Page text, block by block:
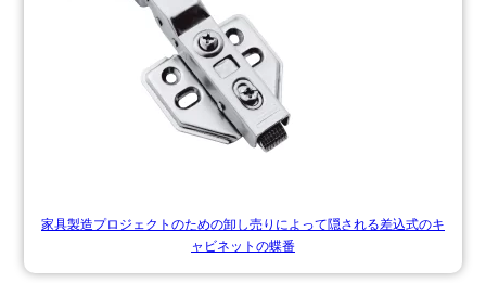
家具製造プロジェクトのための卸し売りによって隠される差込式のキ
ャビネットの蝶番